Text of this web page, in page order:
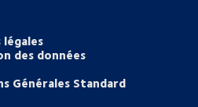
des données
Générales Standard